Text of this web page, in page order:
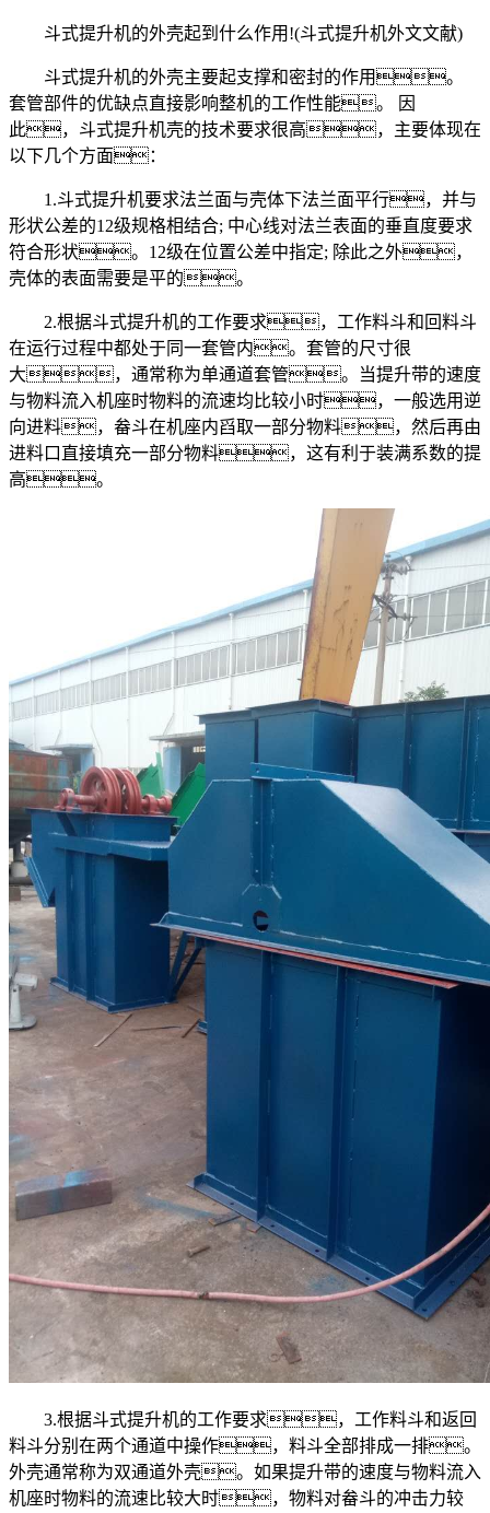
斗式提升机的外壳起到什么作用!(斗式提升机外文文献)
斗式提升机的外壳主要起支撑和密封的作用。
套管部件的优缺点直接影响整机的工作性能。 因
此，斗式提升机壳的技术要求很高，主要体现在
以下几个方面：
1.斗式提升机要求法兰面与壳体下法兰面平行，并与
形状公差的12级规格相结合; 中心线对法兰表面的垂直度要求
符合形状。12级在位置公差中指定; 除此之外，
壳体的表面需要是平的。
2.根据斗式提升机的工作要求，工作料斗和回料斗
在运行过程中都处于同一套管内。套管的尺寸很
大，通常称为单通道套管。当提升带的速度
与物料流入机座时物料的流速均比较小时，一般选用逆
向进料，畚斗在机座内舀取一部分物料，然后再由
进料口直接填充一部分物料，这有利于装满系数的提
高。
3.根据斗式提升机的工作要求，工作料斗和返回
料斗分别在两个通道中操作，料斗全部排成一排。
外壳通常称为双通道外壳。如果提升带的速度与物料流入
机座时物料的流速比较大时，物料对畚斗的冲击力较